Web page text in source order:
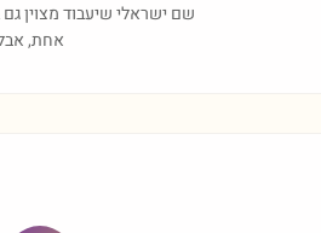
שם ישראלי שיעבוד מצוין
אחת,